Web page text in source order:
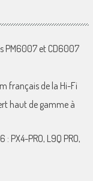
PM6007 et CD6007
français de la Hi-Fi
haut de gamme à
PX4-PRO, L9Q PRO,